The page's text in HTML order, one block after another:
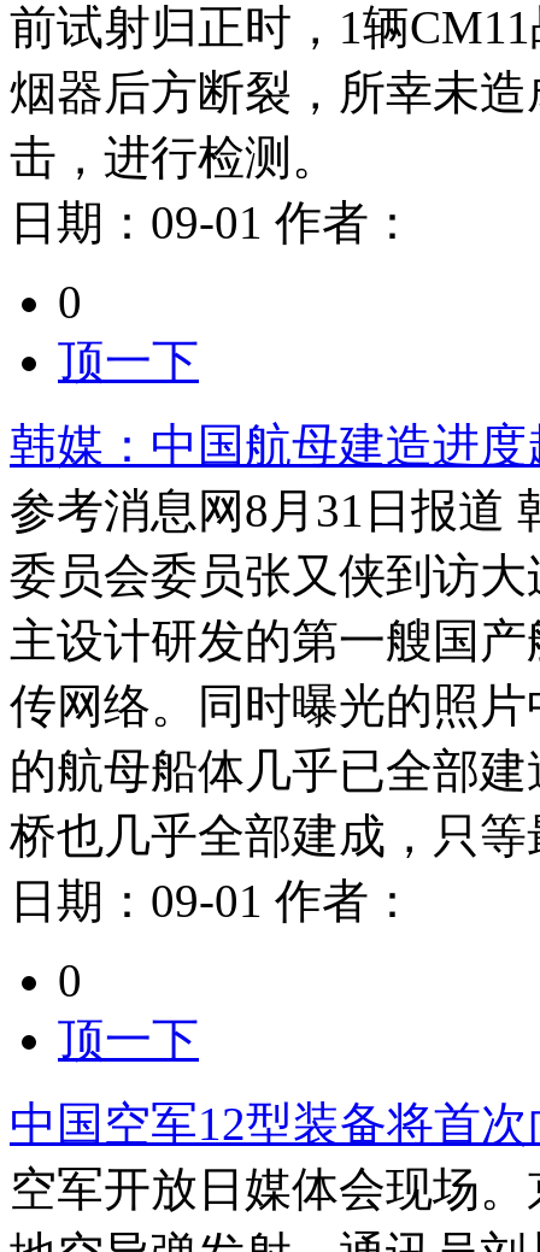
前试射归正时，1辆
烟器后方断裂，所幸未
击，进行检测。
日期： 09-01 作者：
0
顶一下
韩媒：中国航母建造进
参考消息网8月31日报道
委员会委员张又侠到访
主设计研发的第一艘国
传网络。同时曝光的照
的航母船体几乎已全部
桥也几乎全部建成，只
日期： 09-01 作者：
0
顶一下
中国空军12型装备将首
空军开放日媒体会现场